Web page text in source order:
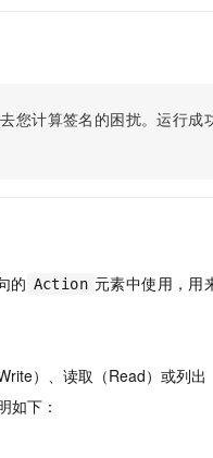
您计算签名的困扰。运行
的 Action 元素中使用，用
）、读取（Read）或列出
如下：
用模版
AI Native 的算法工程平台，一站式完成建模、训练、推理服务部署
Qoder
云端极速
AI智能
建站小
定制小
建站系统